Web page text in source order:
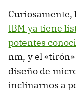
Curiosamente,
IBM ya tiene
potentes
nm, y el
diseño de
inclinarnos a